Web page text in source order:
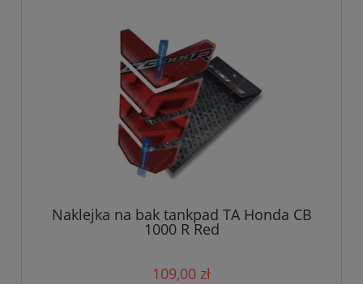
Naklejka na bak tankpad TA Honda CB
1000 R Red
109,00 zł